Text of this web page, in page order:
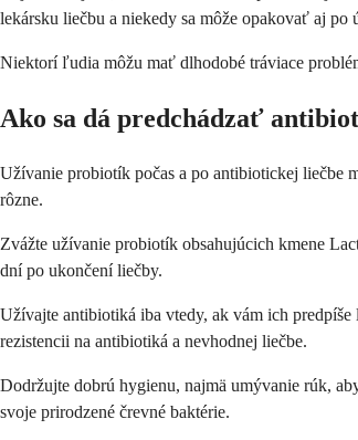
lekársku liečbu a niekedy sa môže opakovať aj po
Niektorí ľudia môžu mať dlhodobé tráviace
Ako sa dá predchádzať
Užívanie probiotík počas a po antibiotickej liečbe
rôzne.
Zvážte užívanie probiotík obsahujúcich kmene
dní po ukončení liečby.
Užívajte antibiotiká iba vtedy, ak vám ich
rezistencii na antibiotiká a nevhodnej liečbe.
Dodržujte dobrú hygienu, najmä umývanie rúk,
svoje prirodzené črevné baktérie.